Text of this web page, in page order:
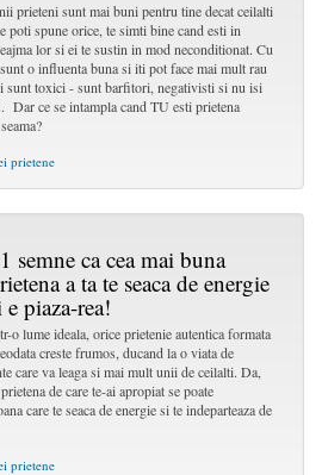
prieteni sunt mai buni pentru tine decat ceilalti
poti spune orice, te simti bine cand esti in
lor si ei te sustin in mod neconditionat. Cu
o influenta buna si iti pot face mai mult rau
sunt toxici - sunt barfitori, negativisti si nu isi
Dar ce se intampla cand TU esti prietena
prietene
semne ca cea mai buna
a ta te seaca de energie
e piaza-rea!
o lume ideala, orice prietenie autentica formata
creste frumos, ducand la o viata de
care va leaga si mai mult unii de ceilalti. Da,
de care te-ai apropiat se poate
care te seaca de energie si te indeparteaza de
prietene